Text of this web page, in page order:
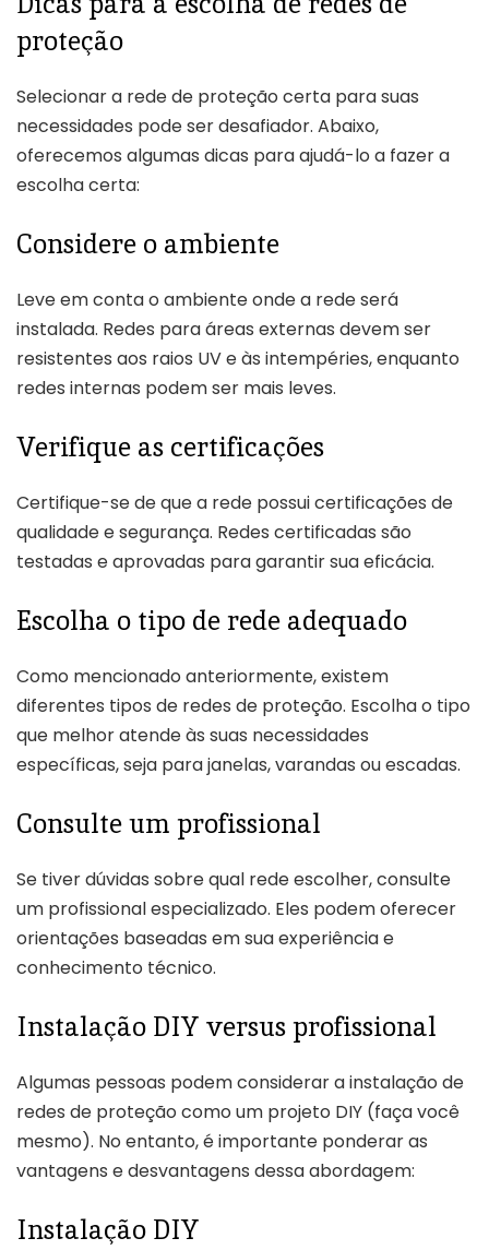
proteção
Selecionar a rede de proteção certa para suas
necessidades pode ser desafiador. Abaixo,
oferecemos algumas dicas para ajudá-lo a fazer a
escolha certa:
Considere o ambiente
Leve em conta o ambiente onde a rede será
instalada. Redes para áreas externas devem ser
resistentes aos raios UV e às intempéries, enquanto
redes internas podem ser mais leves.
Verifique as certificações
Certifique-se de que a rede possui certificações de
qualidade e segurança. Redes certificadas são
testadas e aprovadas para garantir sua eficácia.
Escolha o tipo de rede adequado
Como mencionado anteriormente, existem
diferentes tipos de redes de proteção. Escolha o tipo
que melhor atende às suas necessidades
específicas, seja para janelas, varandas ou escadas.
Consulte um profissional
Se tiver dúvidas sobre qual rede escolher, consulte
um profissional especializado. Eles podem oferecer
orientações baseadas em sua experiência e
conhecimento técnico.
Instalação DIY versus profissional
Algumas pessoas podem considerar a instalação de
redes de proteção como um projeto DIY (faça você
mesmo). No entanto, é importante ponderar as
vantagens e desvantagens dessa abordagem:
Instalação DIY